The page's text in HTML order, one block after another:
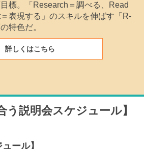
目標。「Research＝調べる、Read
表現する」のスキルを伸ばす「R-
特色だ。
詳しくはこちら
う説明会スケジュール】
ール】